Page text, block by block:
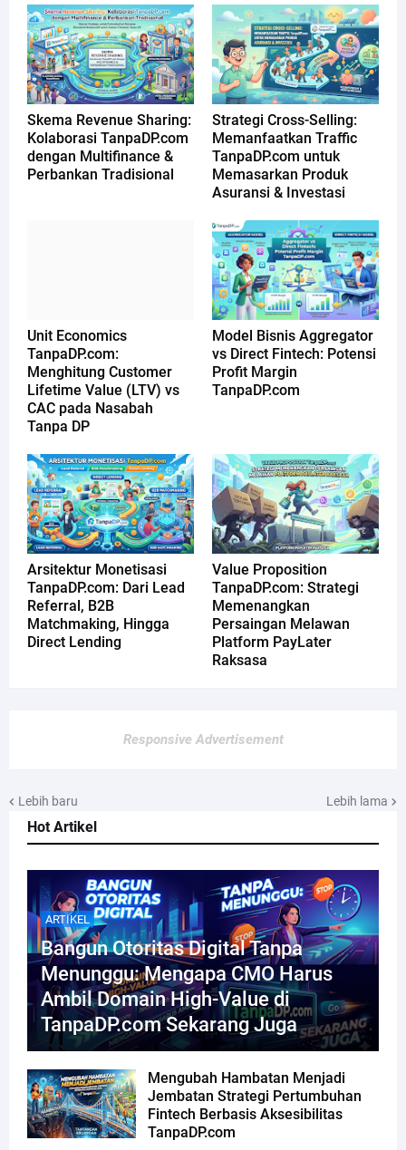
Hot Artikel
ARTIKEL
Bangun Otoritas Digital Tanpa
Menunggu: Mengapa CMO Harus
Ambil Domain High-Value di
TanpaDP.com Sekarang Juga
Mengubah Hambatan Menjadi
Jembatan Strategi Pertumbuhan
Fintech Berbasis Aksesibilitas
TanpaDP.com
Skema Revenue Sharing:
Kolaborasi TanpaDP.com
dengan Multifinance &
Perbankan Tradisional
Strategi Cross-Selling:
Memanfaatkan Traffic
TanpaDP.com untuk
Memasarkan Produk
Asuransi & Investasi
Unit Economics
TanpaDP.com:
Menghitung Customer
Lifetime Value (LTV) vs
CAC pada Nasabah
Tanpa DP
Model Bisnis Aggregator
vs Direct Fintech: Potensi
Profit Margin
TanpaDP.com
Arsitektur Monetisasi
TanpaDP.com: Dari Lead
Referral, B2B
Matchmaking, Hingga
Direct Lending
Value Proposition
TanpaDP.com: Strategi
Memenangkan
Persaingan Melawan
Platform PayLater
Raksasa
Responsive Advertisement
Lebih baru Lebih lama